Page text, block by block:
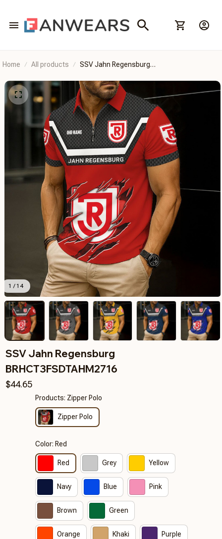
Home All products
SSV Jahn Regensburg
1 / 14
SSV Jahn Regensburg
BRHCT3FSDTAHM2716
$44.65
Products: Zipper Polo
Zipper Polo
Color: Red
Red Grey Yellow
Navy Blue Pink
Brown Green
Orange Khaki Purple